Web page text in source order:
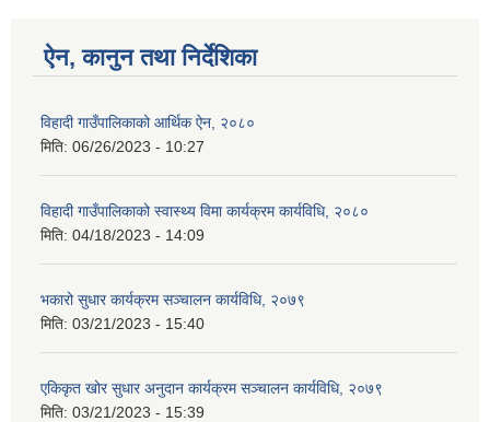
ऐन, कानुन तथा निर्देशिका
विहादी गाउँपालिकाको आर्थिक ऐन, २०८०
मिति: 06/26/2023 - 10:27
विहादी गाउँपालिकाको स्वास्थ्य विमा कार्यक्रम कार्यविधि, २०८०
मिति: 04/18/2023 - 14:09
भकारो सुधार कार्यक्रम सञ्चालन कार्यविधि, २०७९
मिति: 03/21/2023 - 15:40
एकिकृत खोर सुधार अनुदान कार्यक्रम सञ्चालन कार्यविधि, २०७९
मिति: 03/21/2023 - 15:39